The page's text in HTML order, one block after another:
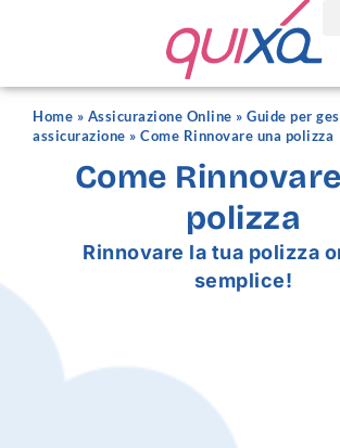
Home » Assicurazione Online » Guide per
assicurazione » Come Rinnovare una polizza
Come
polizza
Rinnovare la tua polizza
semplice!